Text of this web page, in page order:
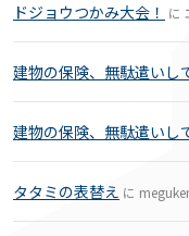
ドジョウつかみ大会！ に
建物の保険、無駄遣いし
建物の保険、無駄遣いし
タタミの表替え に